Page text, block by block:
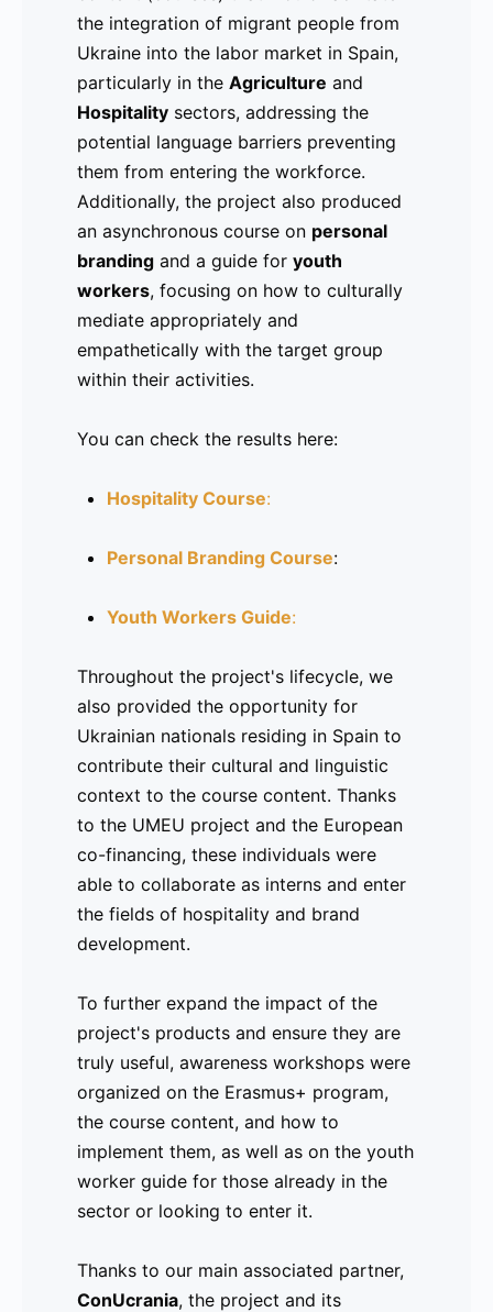
the integration of migrant people from
Ukraine into the labor market in Spain,
particularly in the Agriculture and
Hospitality sectors, addressing the
potential language barriers preventing
them from entering the workforce.
Additionally, the project also produced
an asynchronous course on personal
branding and a guide for youth
workers, focusing on how to culturally
mediate appropriately and
empathetically with the target group
within their activities.
You can check the results here:
Hospitality Course:
Personal Branding Course:
Youth Workers Guide:
Throughout the project's lifecycle, we
also provided the opportunity for
Ukrainian nationals residing in Spain to
contribute their cultural and linguistic
context to the course content. Thanks
to the UMEU project and the European
co-financing, these individuals were
able to collaborate as interns and enter
the fields of hospitality and brand
development.
To further expand the impact of the
project's products and ensure they are
truly useful, awareness workshops were
organized on the Erasmus+ program,
the course content, and how to
implement them, as well as on the youth
worker guide for those already in the
sector or looking to enter it.
Thanks to our main associated partner,
ConUcrania, the project and its
proporcionar información sobre cómo
perfilarse en línea (personal branding)
con el fin de llegar a futuros
empleadores. Lea el comunicado de
prensa completo aquí:
https://drive.google.com/file/d/
usp=sharing.
integración de personas migrantes de
Ucrania en el mercado laboral en
España, especialmente en los sectores
deAgriculturayHostelería,
enfocándose en las posibles barreras
idiomáticas que dificultaban su acceso
al empleo. Además, el proyecto también
desarrolló un curso asincrónico sobre
desarrollo de marca personaly una
guía paratrabajadores juveniles(Youth
Workers), sobre cómo mediar
culturalmente de manera adecuada y
empática con el grupo objetivo dentro
Durante el ciclo de vida del proyecto,
también se brindó la oportunidad de
colaborar a personas de nacionalidad
ucraniana radicadas en España, quienes
aportaron un valioso contexto cultural y
lingüístico a los contenidos de los
cursos. Gracias al proyecto UMEU y a la
cofinanciación europea, estas personas
pudieron colaborar como becarios y
y el desarrollo de marca.
Para llevar los productos del proyecto
aún más lejos y garantizar que fueran
realmente útiles, se organizaron talleres
de sensibilización sobre el programa
Erasmus+, los contenidos y cómo
implementarlos, así como sobre la guía
aquellos que ya están en el sector como
para los que buscan adentrarse en él.